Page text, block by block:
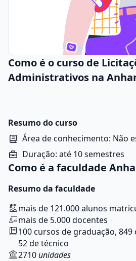
Como é o curso de
Administrativos na
Resumo do curso
Área de conhecimento: Não
Duração: até 10 semestres
Como é a faculdade
Resumo da faculdade
mais de 121.000 alunos
mais de 5.000 docentes
100 cursos de graduação,
52 de técnico
2710unidades